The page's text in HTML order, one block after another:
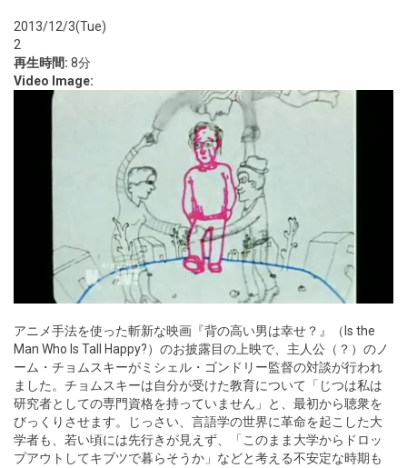
2013/12/3(Tue)
2
再生時間: 8分
Video Image:
アニメ手法を使った斬新な映画『背の高い男は幸せ？』（Is the
Man Who Is Tall Happy?）のお披露目の上映で、主人公（？）のノ
ーム・チョムスキーがミシェル・ゴンドリー監督の対談が行われ
ました。チョムスキーは自分が受けた教育について「じつは私は
研究者としての専門資格を持っていません」と、最初から聴衆を
びっくりさせます。じっさい、言語学の世界に革命を起こした大
学者も、若い頃には先行きが見えず、「このまま大学からドロッ
プアウトしてキブツで暮らそうか」などと考える不安定な時期も